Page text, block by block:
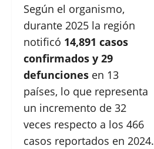
Según el organismo,
durante 2025 la región
notificó 14,891 casos
confirmados y 29
defunciones en 13
países, lo que representa
un incremento de 32
veces respecto a los 466
casos reportados en 2024.